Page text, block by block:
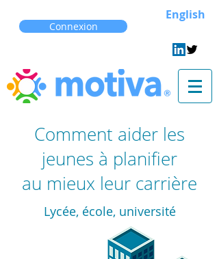
Connexion
English
Comment aider les
jeunes à planifier
au mieux leur carrière
Lycée, école, université